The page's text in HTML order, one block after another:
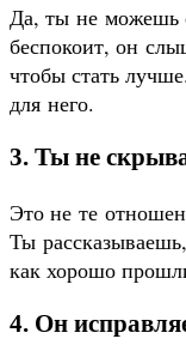
Да, ты не можешь
беспокоит, он
чтобы стать
для него.
3. Ты не
Это не те
Ты
как хорошо
4. Он